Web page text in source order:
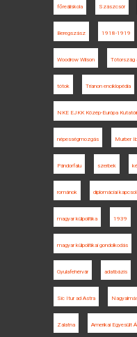
főreáliskola Szászcsór
Beregszász 1918-1919
Woodrow Wilson Tótország
tótok Trianon enciklopédia
NKE EJKK Közép-Európa
népességmozgás Murber
Pándorfalu szerbek
románok diplomáciai
magyar külpolitika 1939
magyar külpolitikai gondolkodás
Gyulafehérvár adatbázis
Sic Itur ad Astra
Zalatna Amerikai Egyesült